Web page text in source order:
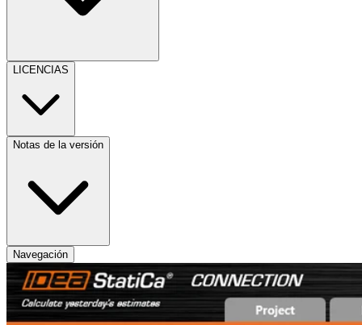
LICENCIAS
Notas de la versión
Navegación